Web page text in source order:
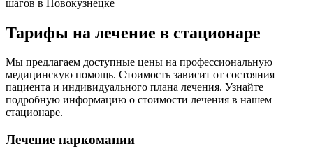
Тарифы на лечение в стационаре
Мы предлагаем доступные цены на профессиональную
медицинскую помощь. Стоимость зависит от состояния
пациента и индивидуального плана лечения. Узнайте
подробную информацию о стоимости лечения в нашем
стационаре.
Лечение наркомании